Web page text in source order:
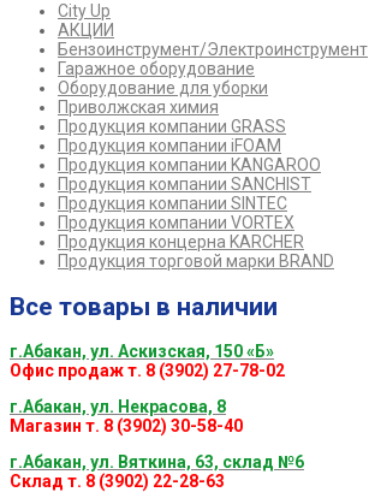
City Up
АКЦИИ
Бензоинструмент/Электроинструмент
Гаражное оборудование
Оборудование для уборки
Приволжская химия
Продукция компании GRASS
Продукция компании iFOAM
Продукция компании KANGAROO
Продукция компании SANCHIST
Продукция компании SINTEC
Продукция компании VORTEX
Продукция концерна KARCHER
Продукция торговой марки BRAND
Все товары в наличии
г.Абакан, ул. Аскизская, 150 «Б»
Офис продаж т. 8 (3902) 27-78-02
г.Абакан, ул. Некрасова, 8
Магазин т. 8 (3902) 30-58-40
г.Абакан, ул. Вяткина, 63, склад №6
Склад т. 8 (3902) 22-28-63